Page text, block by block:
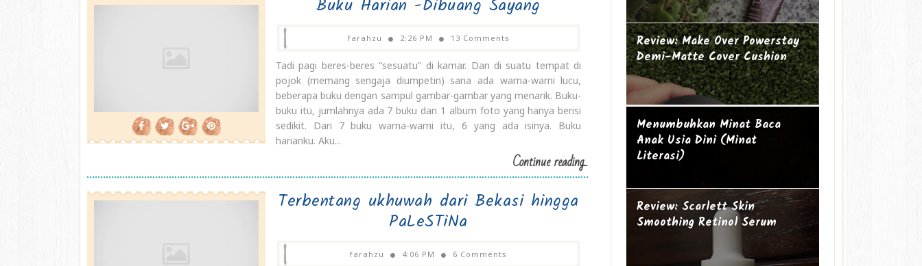
Buku Harian -Dibuang Sayang
farahzu 2:26 PM 13 Comments
Tadi pagi beres-beres “sesuatu” di kamar. Dan di suatu tempat di
pojok (memang sengaja diumpetin) sana ada warna-warni lucu,
beberapa buku dengan sampul gambar-gambar yang menarik. Buku-
buku itu, jumlahnya ada 7 buku dan 1 album foto yang hanya berisi
sedikit. Dari 7 buku warna-warni itu, 6 yang ada isinya. Buku
harianku. Aku...
Continue reading...
Terbentang ukhuwah dari Bekasi hingga
PaLeSTiNa
farahzu 4:06 PM 6 Comments
Review: Make Over Powerstay
Demi-Matte Cover Cushion
Mengapa perempuan itu sering
geer?
Ibu Introvert
Menumbuhkan Minat Baca
Anak Usia Dini (Minat
Literasi)
Review: Scarlett Skin
Smoothing Retinol Serum